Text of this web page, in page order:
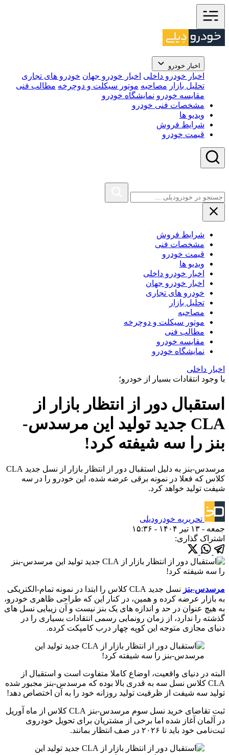
اخبار خودرو
اخبار خودرو داخلی اخبار خودرو جهان خودرو های تجاری
تحلیل بازار مصاحبه موتور سیکلت و دوچرخه مطالب فنی
مقایسه خودرو نمایشگاه خودرو
مشخصات فنی خودرو
ویدیو ها
شرایط فروش
قیمت خودرو
شرایط فروش
مشخصات فنی
قیمت خودرو
ویدیو ها
اخبار خودرو داخلی
اخبار خودرو جهان
خودرو های تجاری
تحلیل بازار
مصاحبه
موتور سیکلت و دوچرخه
مطالب فنی
مقایسه خودرو
نمایشگاه خودرو
اخبار داخلی
با وجود انتقادات بسیار از خودرو؛
استقبال دور از انتظار بازار از
CLA جدید تولید این مرسدس-
بنز را سه شیفته کرد!
مرسدس-بنز به دلیل استقبال دور از انتظار بازار از نسل جدید CLA
کلاس که فعلا در نمونه برقی عرضه شده، این خودرو را در سه
شیفت تولید خواهد کرد.
تحریریه خودرودیلی
جمعه - ۱۳ تیر ۱۴۰۴ - ۱۵:۳۶
اشتراک گذاری:
مرسدس-بنز
نسل جدید CLA کلاس را ابتدا در نمونه تمام-الکتریکی
به بازار عرضه کرده و همین، در کنار این که طراحی ظاهری خودرو،
به هیچ عنوان در حد و اندازه های یک بنز نیست و آن زیبایی نسل های
گذشته را ندارد، از زمان رونمایی رسمی انتقادات بسیاری را در
دنیای مجازی متوجه این کوپه چهار درب کامپکت کرده.
البته در دنیای واقعیت، اوضاع کاملا متفاوت است و استقبال از
CLA کلاس نسل سه به قدری بالا بوده که مرسدس-بنز مجبور شده
تولید سه شیفت از ظرفیت تولید روزانه خود را به آن اختصاص دهد!
ثبت تقاضای خرید نسل سوم مرسدس-بنز CLA کلاس از ماه آوریل
در آلمان آغاز شده اما برخی از مشتریان برای تحویل خودروی
ثبت‌نامی خود باید تا ۲۰۲۶ در صف انتظار بمانند.